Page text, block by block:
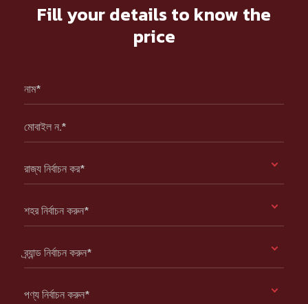
Fill your details to know the
price
নাম*
মোবাইল ন.*
রাজ্য নির্বাচন কর*
শহর নির্বাচন করুন*
ব্র্যান্ড নির্বাচন করুন*
পণ্য নির্বাচন করুন*